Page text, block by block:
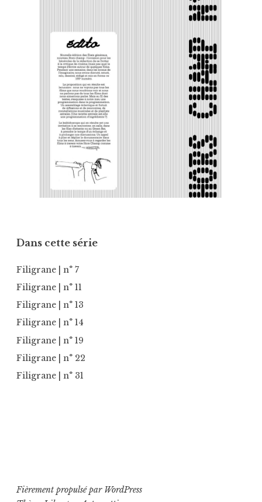
Dans cette série
Filigrane | n° 7
Filigrane | n° 11
Filigrane | n° 13
Filigrane | n° 14
Filigrane | n° 19
Filigrane | n° 22
Filigrane | n° 31
Fièrement propulsé par WordPress